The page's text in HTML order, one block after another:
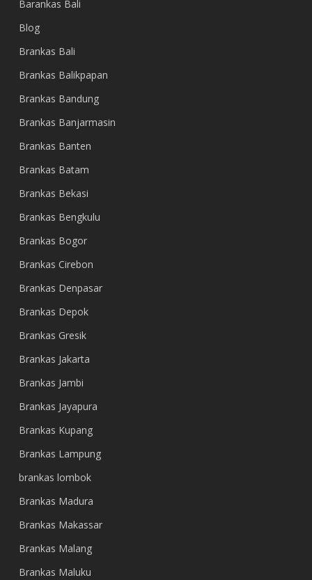
Barankas Bali
Blog
Brankas Bali
Brankas Balikpapan
Brankas Bandung
Brankas Banjarmasin
Brankas Banten
Brankas Batam
Brankas Bekasi
Brankas Bengkulu
Brankas Bogor
Brankas Cirebon
Brankas Denpasar
Brankas Depok
Brankas Gresik
Brankas Jakarta
Brankas Jambi
Brankas Jayapura
Brankas Kupang
Brankas Lampung
brankas lombok
Brankas Madura
Brankas Makassar
Brankas Malang
Brankas Maluku